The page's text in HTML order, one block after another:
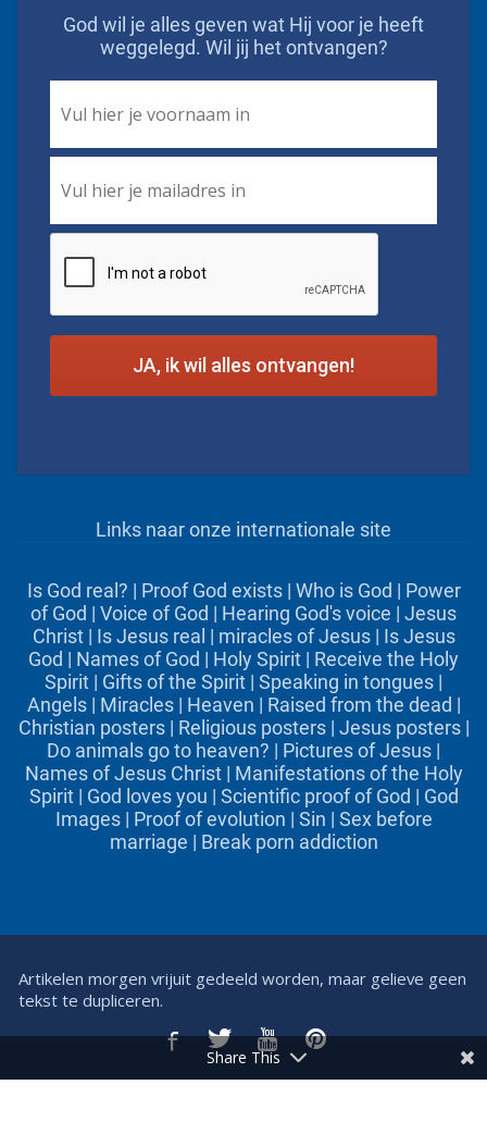
God wil je alles geven wat Hij voor je heeft
weggelegd. Wil jij het ontvangen?
Name *
Links naar onze internationale site
Is God real? | Proof God exists| Who is God | Power
of God | Voice of God | Hearing God's voice | Jesus
Christ| Is Jesus real | miracles of Jesus| Is Jesus
God | Names of God | Holy Spirit | Receive the Holy
Spirit | Gifts of the Spirit | Speaking in tongues |
Angels| Miracles| Heaven | Raised from the dead |
Christian posters| Religious posters| Jesus posters|
Do animals go to heaven? | Pictures of Jesus |
Names of Jesus Christ| Manifestations of the Holy
Spirit| God loves you | Scientific proof of God | God
Images| Proof of evolution | Sin | Sex before
marriage | Break porn addiction
Artikelen morgen vrijuit gedeeld worden, maar gelieve geen
tekst te dupliceren.
Share This